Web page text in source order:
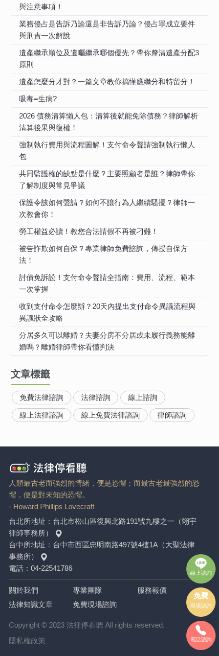
與注意事項！
業務侵占是告訴乃論還是非告訴乃論？侵占罪成立要件
與刑責一次解說
遺產繼承順位及遺囑繼承哪個優先？帶你釐清遺產分配3
原則
遺產怎麼分才對？一篇文章教你搞懂應繼分和特留分！
吸毒=生病?
2026 債務清算懶人包：清算後就能免除債務？律師解析
清算後果與復權！
強制執行費用與流程圖解！支付命令聲請強制執行懶人
包
共同監護權的缺點是什麼？主要照顧者是誰？律師帶你
了解制度與常見爭議
保護令該如何聲請？如何不讓行為人繼續騷擾？律師一
次教會你！
勞工權益必讀！教您合法請假不再被刁難！
被告詐欺如何自保？專業律師免費諮詢，傳授自保方
法！
討債免訴訟！支付命令聲請全指南：費用、流程、範本
一次掌握
收到支付命令怎麼辦？20天內提出支付命令異議流程與
異議狀全攻略
分居多久可以離婚？夫妻分房不分居或未履行義務能離
婚嗎？離婚律師帶你看懂判決
文章標籤
免費法律諮詢 法律諮詢 線上諮詢
線上法律諮詢 線上免費法律諮詢 律師諮詢
人類最古老而強烈的情緒，便是恐懼；而最古老最強烈的恐
懼，便是對未知的恐懼。
- Howard Phillips Lovecraft
台北所地址： 台北市松山區復興北路191號九樓之一（翊宇
律師事務所）
台中所地址： 台中市西區忠明南路497號4樓1A（大聖法律
事務所）
電話： 04-22541786
關於我們 專業團隊
服務報價
法律知識文章
免費現場諮詢
Copyright © 2023 法律停看聽 All rights reserved.
隱私權政策
線上諮詢
免費
現場諮詢
電話諮詢